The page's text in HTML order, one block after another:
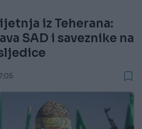
iz Teherana:
SAD i saveznike na